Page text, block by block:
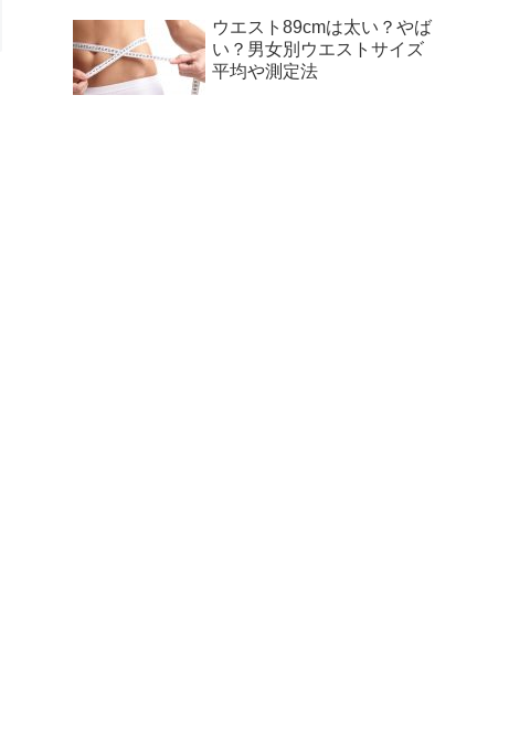
ウエスト89cmは太い？やば
い？男女別ウエストサイズ
平均や測定法